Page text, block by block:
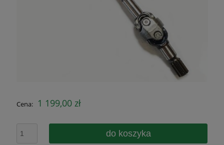
Cena: 1 199,00 zł
do koszyka